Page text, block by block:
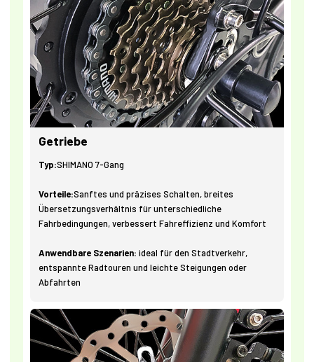
Getriebe
Typ:SHIMANO 7-Gang
Vorteile:Sanftes und präzises Schalten, breites
Übersetzungsverhältnis für unterschiedliche
Fahrbedingungen, verbessert Fahreffizienz und Komfort
Anwendbare Szenarien:ideal für den Stadtverkehr,
entspannte Radtouren und leichte Steigungen oder
Abfahrten